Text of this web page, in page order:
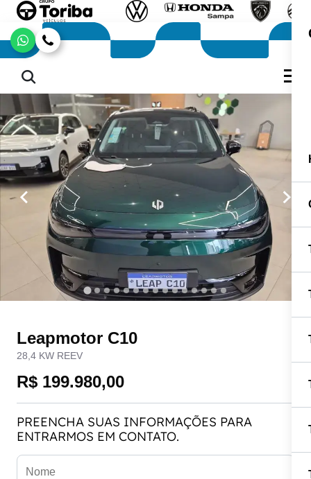
Leapmotor C10
28,4 KW REEV
R$ 199.980,00
PREENCHA SUAS INFORMAÇÕES PARA
ENTRARMOS EM CONTATO.